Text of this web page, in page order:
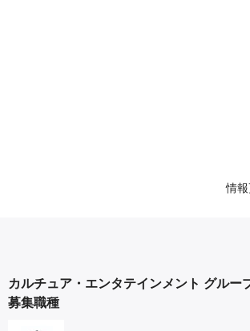
情
カルチュア・エンタテインメント グルー
募集職種